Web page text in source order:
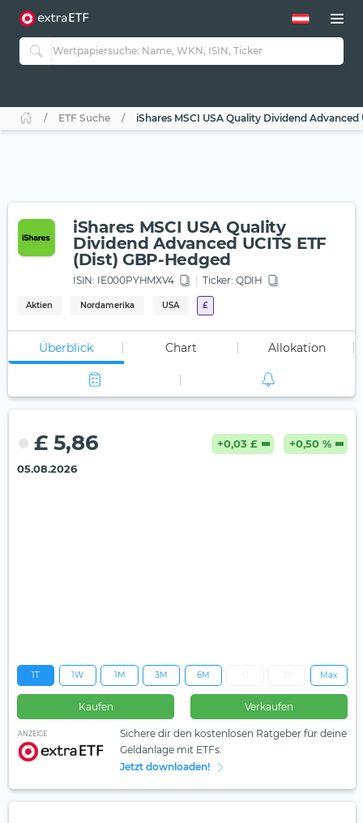
ETF Suche iShares MSCI USA Quality Dividend Advanced
iShares MSCI USA Quality
Dividend Advanced UCITS ETF
(Dist) GBP-Hedged
ISIN: IE000PYHMXV4 Ticker: QDIH
Aktien Nordamerika USA £
Überblick Chart Allokation
£ 5,86 +0,03 £
+0,50 %
05.08.2026
1T 1W 1M 3M 6M Max
Kaufen Verkaufen
ANZEIGE
Sichere dir den kostenlosen Ratgeber für deine
Geldanlage mit ETFs.
Jetzt downloaden!